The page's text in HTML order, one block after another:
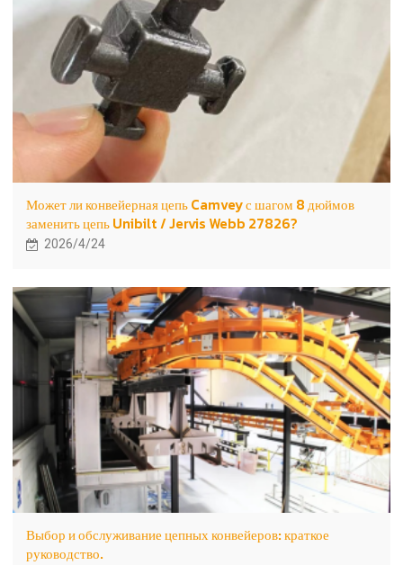
Может ли конвейерная цепь Camvey с шагом 8 дюймов
заменить цепь Unibilt / Jervis Webb 27826?
2026/4/24
Выбор и обслуживание цепных конвейеров: краткое
руководство.